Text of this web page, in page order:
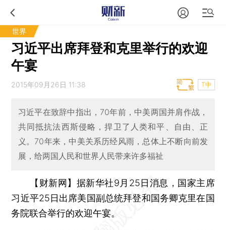
世界
习近平出席拜登和克里举行的欢迎
午宴
2015年09月26日 11:38 T中
习近平在致辞中指出，70年前，中美两国并肩作战，
共同抵抗法西斯侵略，捍卫了人类和平、自由、正
义。70年来，中美关系历经风雨，总体上不断向前发
展，给两国人民和世界人民带来许多福祉
【财新网】 据新华社9月25日消息，国家主席
习近平25日出席美国副总统拜登和国务卿克里在国
务院联合举行的欢迎午宴。